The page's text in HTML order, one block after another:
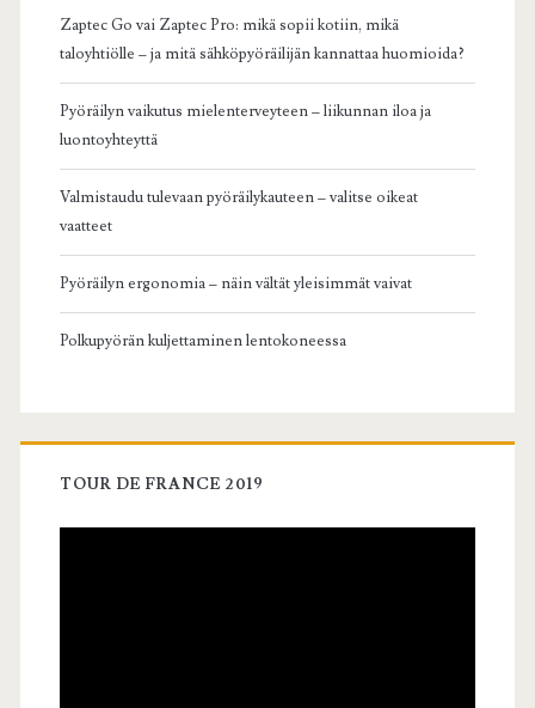
Zaptec Go vai Zaptec Pro: mikä sopii kotiin, mikä
taloyhtiölle – ja mitä sähköpyöräilijän kannattaa huomioida?
Pyöräilyn vaikutus mielenterveyteen – liikunnan iloa ja
luontoyhteyttä
Valmistaudu tulevaan pyöräilykauteen – valitse oikeat
vaatteet
Pyöräilyn ergonomia – näin vältät yleisimmät vaivat
Polkupyörän kuljettaminen lentokoneessa
TOUR DE FRANCE 2019